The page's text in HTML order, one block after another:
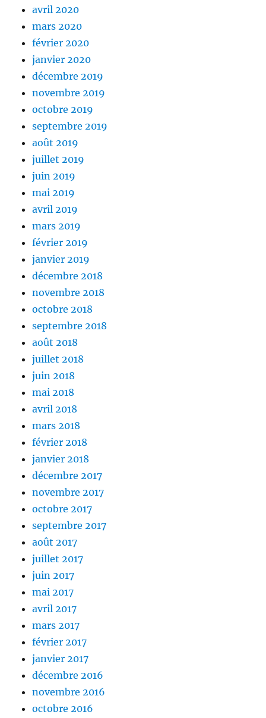
avril 2020
mars 2020
février 2020
janvier 2020
décembre 2019
novembre 2019
octobre 2019
septembre 2019
août 2019
juillet 2019
juin 2019
mai 2019
avril 2019
mars 2019
février 2019
janvier 2019
décembre 2018
novembre 2018
octobre 2018
septembre 2018
août 2018
juillet 2018
juin 2018
mai 2018
avril 2018
mars 2018
février 2018
janvier 2018
décembre 2017
novembre 2017
octobre 2017
septembre 2017
août 2017
juillet 2017
juin 2017
mai 2017
avril 2017
mars 2017
février 2017
janvier 2017
décembre 2016
novembre 2016
octobre 2016